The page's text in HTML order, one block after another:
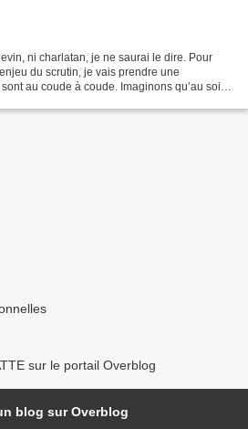
ni charlatan, je ne saurai le dire. Pour
du scrutin, je vais prendre une
au coude à coude. Imaginons qu’au soir
sur le portail Overblog
blog sur Overblog